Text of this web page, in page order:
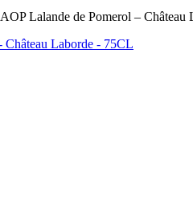
AOP Lalande de Pomerol – Château